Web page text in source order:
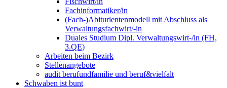
Fachinformatiker/in
(Fach-)Abiturientenmodell mit Abschluss als
Verwaltungsfachwirt/-in
Duales Studium Dipl. Verwaltungswirt-/in (FH,
3.QE)
Arbeiten beim Bezirk
Stellenangebote
audit berufundfamilie und beruf&vielfalt
Schwaben ist bunt